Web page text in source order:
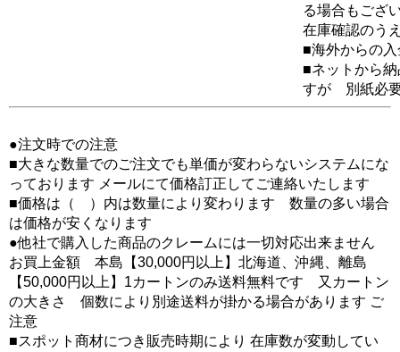
る場合もござ
在庫確認のう
■海外からの
■ネットから
すが 別紙必
●注文時での注意
■大きな数量でのご注文でも単価が変わらないシステムにな
っております メールにて価格訂正してご連絡いたします
■価格は（ ）内は数量により変わります 数量の多い場合
は価格が安くなります
●他社で購入した商品のクレームには一切対応出来ません
お買上金額 本島【30,000円以上】北海道、沖縄、離島
【50,000円以上】1カートンのみ送料無料です 又カートン
の大きさ 個数により別途送料が掛かる場合があります ご
注意
■スポット商材につき販売時期により 在庫数が変動してい